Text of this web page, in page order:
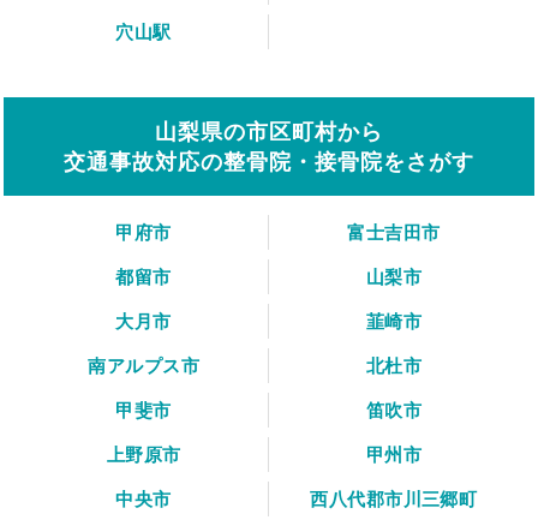
穴山駅
山梨県の市区町村から
交通事故対応の整骨院・接骨院をさがす
甲府市
富士吉田市
都留市
山梨市
大月市
韮崎市
南アルプス市
北杜市
甲斐市
笛吹市
上野原市
甲州市
中央市
西八代郡市川三郷町